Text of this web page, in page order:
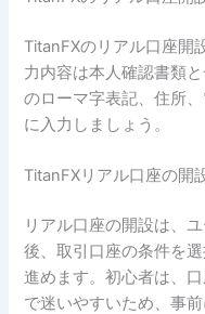
TitanFXのリアル口座開
力内容は本人確認書類
のローマ字表記、住所
に入力しましょう。
TitanFXリアル口座の開
リアル口座の開設は、
後、取引口座の条件を
進めます。初心者は、
で迷いやすいため、事